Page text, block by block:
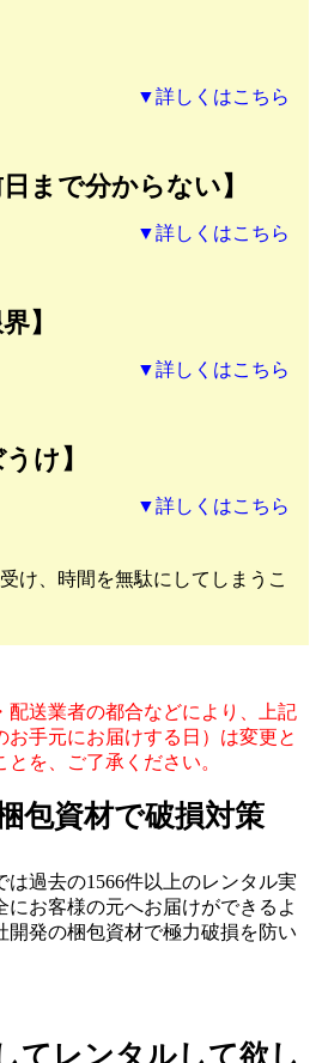
▼詳しくはこちら
まで分からない】
▼詳しくはこちら
】
▼詳しくはこちら
け】
▼詳しくはこちら
け、時間を無駄にしてしまうこ
送業者の都合などにより、上記
お手元にお届けする日）は変更と
を、ご了承ください。
包資材で破損対策
は過去の1566件以上のレンタル実
にお客様の元へお届けができるよ
開発の梱包資材で極力破損を防い
てレンタルして欲し